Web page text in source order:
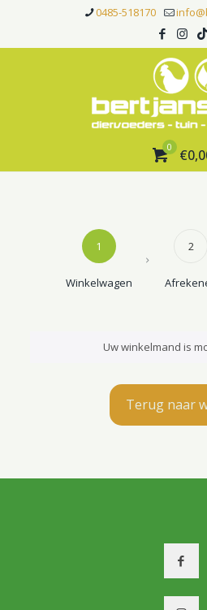
0485-518170
0
1
Winkelwagen
2
Uw winkelmand is
Terug naar